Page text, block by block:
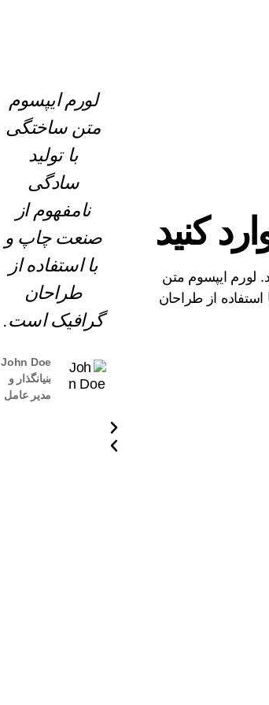
کنید
لورم ایپسوم متن
از طراحان
لورم ایپسوم
متن ساختگی
با تولید
سادگی
نامفهوم از
صنعت چاپ و
با استفاده از
طراحان
گرافیک است.
John Doe
بنیانگذار و
مدیر عامل